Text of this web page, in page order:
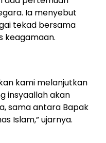
Ia menyebut
tekad bersama
keagamaan.
kami melanjutkan
insyaallah akan
sama antara Bapak
Islam,” ujarnya.